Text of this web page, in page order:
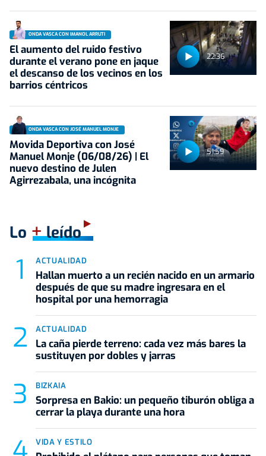
22:36
ONDA VASCA CON IMANOL ARRUTI
El aumento del ruido festivo
durante el verano pone en jaque
el descanso de los vecinos en los
barrios céntricos
51:59
ONDA VASCA CON JOSÉ MANUEL MONJE
Movida Deportiva con José
Manuel Monje (06/08/26) | El
nuevo destino de Julen
Agirrezabala, una incógnita
Lo +leído
ACTUALIDAD
Hallan muerto a un recién nacido en un armario
después de que su madre ingresara en el
hospital por una hemorragia
ACTUALIDAD
La caña pierde terreno: cada vez más bares la
sustituyen por dobles y jarras
BIZKAIA
Sorpresa en Bakio: un pequeño tiburón obliga a
cerrar la playa durante una hora
VIDA Y ESTILO